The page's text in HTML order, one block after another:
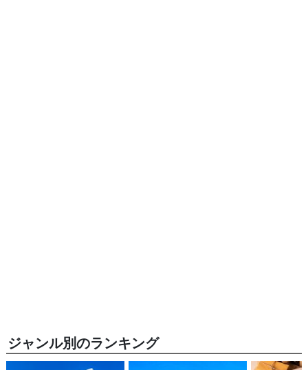
ジャンル別のランキング